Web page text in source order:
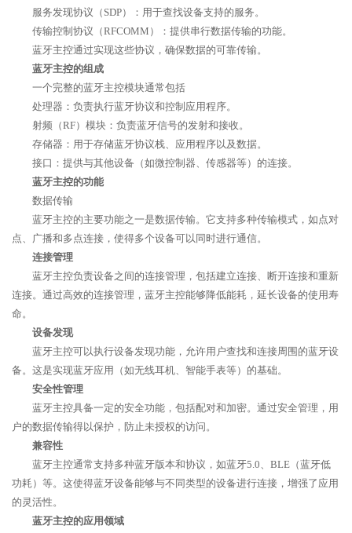
服务发现协议（SDP）：用于查找设备支持的服务。
传输控制协议（RFCOMM）：提供串行数据传输的功能。
蓝牙主控通过实现这些协议，确保数据的可靠传输。
蓝牙主控的组成
一个完整的蓝牙主控模块通常包括
处理器：负责执行蓝牙协议和控制应用程序。
射频（RF）模块：负责蓝牙信号的发射和接收。
存储器：用于存储蓝牙协议栈、应用程序以及数据。
接口：提供与其他设备（如微控制器、传感器等）的连接。
蓝牙主控的功能
数据传输
蓝牙主控的主要功能之一是数据传输。它支持多种传输模式，如点对
点、广播和多点连接，使得多个设备可以同时进行通信。
连接管理
蓝牙主控负责设备之间的连接管理，包括建立连接、断开连接和重新
连接。通过高效的连接管理，蓝牙主控能够降低能耗，延长设备的使用寿
命。
设备发现
蓝牙主控可以执行设备发现功能，允许用户查找和连接周围的蓝牙设
备。这是实现蓝牙应用（如无线耳机、智能手表等）的基础。
安全性管理
蓝牙主控具备一定的安全功能，包括配对和加密。通过安全管理，用
户的数据传输得以保护，防止未授权的访问。
兼容性
蓝牙主控通常支持多种蓝牙版本和协议，如蓝牙5.0、BLE（蓝牙低
功耗）等。这使得蓝牙设备能够与不同类型的设备进行连接，增强了应用
的灵活性。
蓝牙主控的应用领域